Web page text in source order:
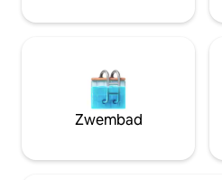
ervaring.
Zwembad